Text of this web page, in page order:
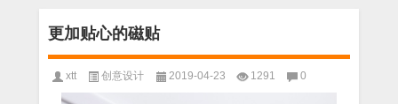
更加贴心的磁贴
xtt 创意设计 2019-04-23 1291 0